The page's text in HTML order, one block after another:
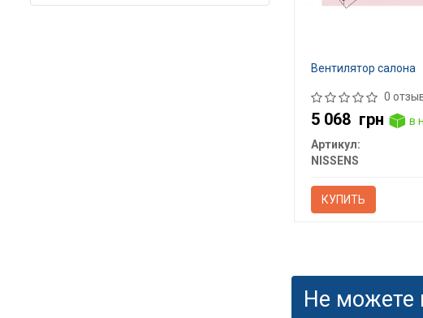
Вентилятор салона
0
5 068 грн
в
Артикул:
NISSENS
КУПИТЬ
Не можете